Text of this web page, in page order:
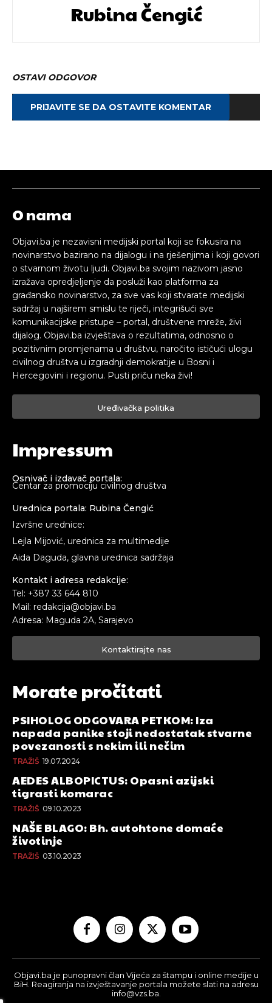
Rubina Čengić
OSTAVI ODGOVOR
PRIJAVITE SE DA OSTAVITE KOMENTAR
O nama
Objavi.ba je nezavisni medijski portal koji se fokusira na
novinarstvo bazirano na dijalogu i na rješenjima i koji govori
o stvarnom životu ljudi. Objavi.ba svojim nazivom jasno
izražava opredjeljenje da posluži kao platforma za
građansko novinarstvo, za sve vas koji stvarate medijski
sadržaj u najširem smislu te riječi, integrišući sve
komunikacijske pristupe – portal, društvene mreže, živi
dijalog. Objavi.ba izvještava o rezultatima, odnosno o
pozitivnim promjenama u društvu, naročito ističući ulogu
civilnog društva u izgradnji demokratije u Bosni i
Hercegovini i regionu. Pusti priču neka živi!
Uređivačka politika
Impressum
Osnivač i izdavač portala:
Centar za promociju civilnog društva
Urednica portala: Rubina Čengić
Izvršne urednice:
Lejla Mijović, urednica za multimedije
Aida Daguda, glavna urednica sadržaja
Kontakt i adresa redakcije:
Tel: +387 33 644 810
Mail: redakcija@objavi.ba
Adresa: Maguda 2A, Sarajevo
Kontaktirajte nas
Morate pročitati
PSIHOLOG ODGOVARA PETKOM: Iza
napada panike stoji nedostatak stvarne
povezanosti s nekim ili nečim
TRAŽIŠ 19.07.2024
AEDES ALBOPICTUS: Opasni azijski
tigrasti komarac
TRAŽIŠ 09.10.2023
NAŠE BLAGO: Bh. autohtone domaće
životinje
TRAŽIŠ 03.10.2023
Objavi.ba je punopravni član Vijeća za štampu i online medije u
BiH. Reagiranja na izvještavanje portala možete slati na adresu
info@vzs.ba.